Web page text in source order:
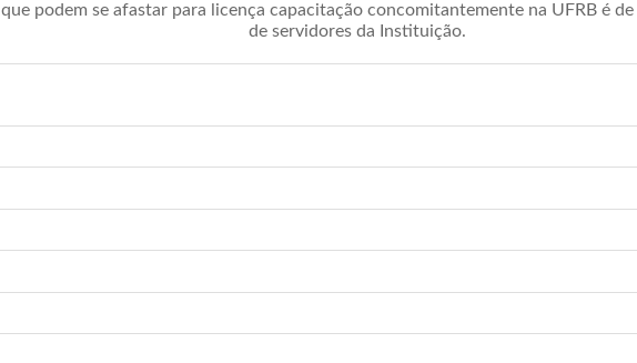
podem se afastar para licença capacitação concomitantemente na UFRB é
de servidores da Instituição.